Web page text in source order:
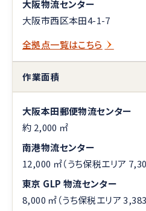
大阪物流センター
大阪市西区本田4-1-7
全拠点一覧はこちら
作業面積
大阪本田郵便物流センター
約 2,000 ㎡
南港物流センター
12,000 ㎡（うち保税エリア
東京 GLP 物流センター
8,000 ㎡（うち保税エリア 3,383